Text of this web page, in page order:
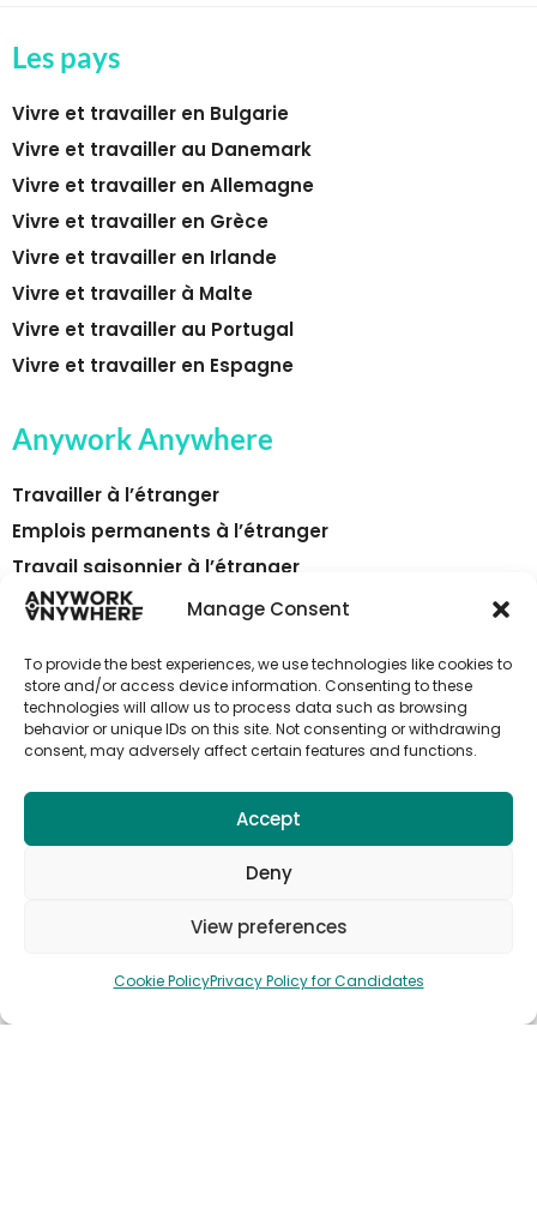
Manage Consent
To provide the best experiences, we use technologies like cookies to
store and/or access device information. Consenting to these
technologies will allow us to process data such as browsing
behavior or unique IDs on this site. Not consenting or withdrawing
consent, may adversely affect certain features and functions.
Accept
Deny
View preferences
Cookie PolicyPrivacy Policy for Candidates
Les pays
Vivre et travailler en Bulgarie
Vivre et travailler au Danemark
Vivre et travailler en Allemagne
Vivre et travailler en Grèce
Vivre et travailler en Irlande
Vivre et travailler à Malte
Vivre et travailler au Portugal
Vivre et travailler en Espagne
Anywork Anywhere
Travailler à l’étranger
Emplois permanents à l’étranger
Travail saisonnier à l’étranger
Les pays
Publier une offre
Contactez-nous
Employers
Abonne-toi aux alertes emploi
d'Anywork Anywhere
🌞 REÇOIS DES ALERTES EMPLOI